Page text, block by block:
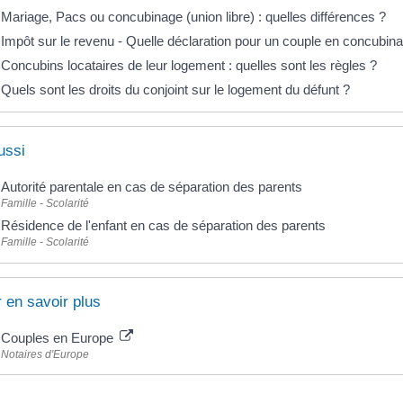
Mariage, Pacs ou concubinage (union libre) : quelles différences ?
Impôt sur le revenu - Quelle déclaration pour un couple en
Concubins locataires de leur logement : quelles sont les règles ?
Quels sont les droits du conjoint sur le logement du défunt ?
Autorité parentale en cas de séparation des parents
Famille - Scolarité
Résidence de l'enfant en cas de séparation des parents
Famille - Scolarité
en savoir plus
Couples en Europe
Notaires d'Europe